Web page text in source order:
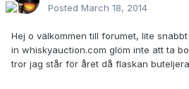
Posted March 18, 2014
Hej o välkommen till forumet, lite
in whiskyauction.com glöm inte att ta
tror jag står för året då flaskan